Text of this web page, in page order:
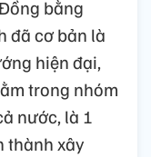
bằng
đã cơ bản là
hiện đại,
trong nhóm
nước, là 1
thành xây